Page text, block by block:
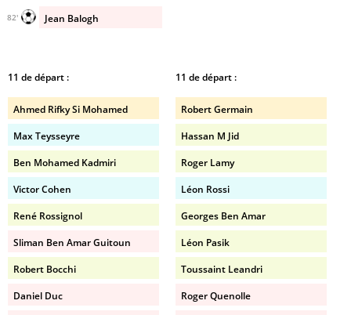
Jean Balogh
82'
11 de départ :
Ahmed Rifky Si Mohamed
Max Teysseyre
Ben Mohamed Kadmiri
Victor Cohen
René Rossignol
Sliman Ben Amar Guitoun
Robert Bocchi
Daniel Duc
11 de départ :
Robert Germain
Hassan M Jid
Roger Lamy
Léon Rossi
Georges Ben Amar
Léon Pasik
Toussaint Leandri
Roger Quenolle